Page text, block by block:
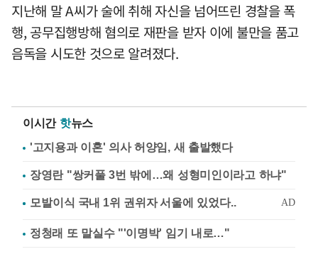
지난해 말 A씨가 술에 취해 자신을 넘어뜨린 경찰을 폭
행, 공무집행방해 혐의로 재판을 받자 이에 불만을 품고
음독을 시도한 것으로 알려졌다.
이시간 핫뉴스
'고지용과 이혼' 의사 허양임, 새 출발했다
장영란 "쌍커풀 3번 밖에…왜 성형미인이라고 하냐"
정청래 또 말실수 "'이명박' 임기 내로…"